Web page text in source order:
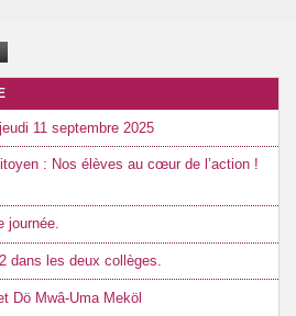
11 septembre 2025
: Nos élèves au cœur de l’action !
journée.
dans les deux collèges.
Dö Mwâ-Uma Meköl